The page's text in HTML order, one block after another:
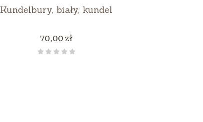
Kundelbury, biały, kundel
Cena
70,00 zł